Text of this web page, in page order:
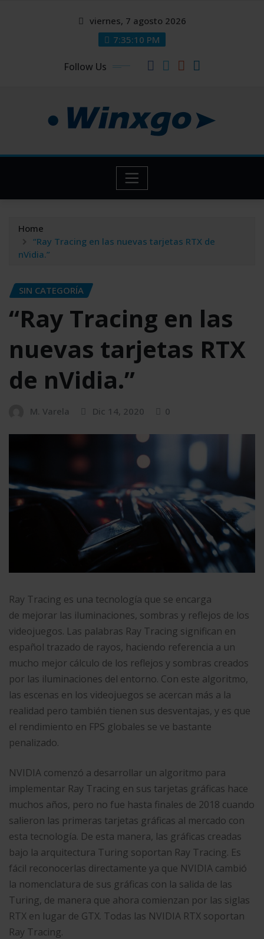
viernes, 7 agosto 2026
7:35:11 PM
Follow Us
Home
“Ray Tracing en las nuevas tarjetas RTX de
nVidia.”
SIN CATEGORÍA
“Ray Tracing en las
nuevas tarjetas RTX
de nVidia.”
M. Varela Dic 14, 2020 0
Ray Tracing es una tecnología que se encarga
de mejorar las iluminaciones, sombras y reflejos de los
videojuegos. Las palabras Ray Tracing significan en
español trazado de rayos, haciendo referencia a un
mucho mejor cálculo de los reflejos y sombras creados
por las iluminaciones del entorno. Con este algoritmo,
las escenas en los videojuegos se acercan más a la
realidad pero también tienen sus desventajas, y es que
el rendimiento en FPS globales se ve bastante
penalizado.
NVIDIA comenzó a desarrollar un algoritmo para
implementar Ray Tracing en sus tarjetas gráficas hace
muchos años, pero no fue hasta finales de 2018 cuando
salieron las primeras tarjetas gráficas al mercado con
esta tecnología. De esta manera, las gráficas creadas
bajo la arquitectura Turing soportan Ray Tracing. Es
fácil reconocerlas directamente ya que NVIDIA cambió
la nomenclatura de sus gráficas con la salida de las
Turing, de manera que ahora comienzan por las siglas
RTX en lugar de GTX. Todas las NVIDIA RTX soportan
Ray Tracing.